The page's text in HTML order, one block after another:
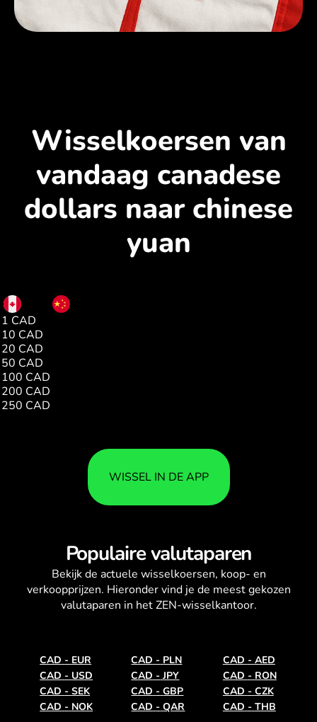
Wisselkoersen van
vandaag canadese
dollars naar chinese
yuan
CAD
1 CAD
10 CAD
20 CAD
50 CAD
100 CAD
200 CAD
250 CAD
WISSEL IN DE APP
Populaire valutaparen
Bekijk de actuele wisselkoersen, koop- en
verkoopprijzen. Hieronder vind je de meest gekozen
valutaparen in het ZEN-wisselkantoor.
CAD - EUR CAD - PLN CAD - AED
CAD - USD CAD - JPY CAD - RON
CAD - SEK CAD - GBP CAD - CZK
CAD - NOK CAD - QAR CAD - THB